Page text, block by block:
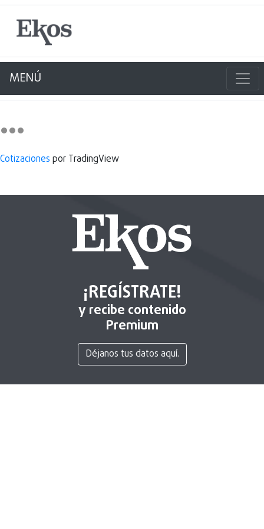
MENÚ
Cotizaciones por TradingView
¡REGÍSTRATE!
y recibe contenido
Premium
Déjanos tus datos aquí.